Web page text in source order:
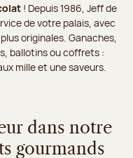
! Depuis 1986, Jeff de
de votre palais, avec
originales. Ganaches,
ballotins ou coffrets :
mille et une saveurs.
dans notre
gourmands